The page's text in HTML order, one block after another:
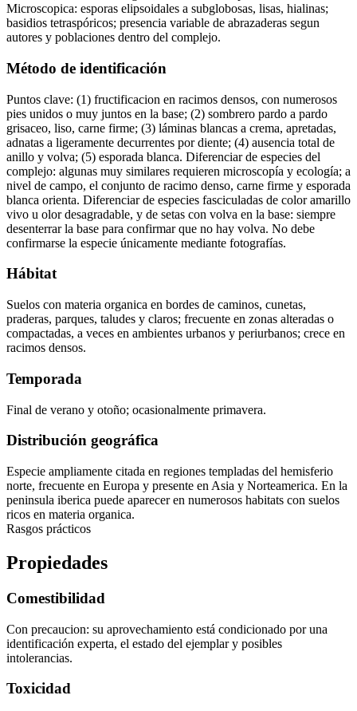
Microscopica: esporas elipsoidales a subglobosas, lisas, hialinas;
basidios tetraspóricos; presencia variable de abrazaderas segun
autores y poblaciones dentro del complejo.
Método de identificación
Puntos clave: (1) fructificacion en racimos densos, con numerosos
pies unidos o muy juntos en la base; (2) sombrero pardo a pardo
grisaceo, liso, carne firme; (3) láminas blancas a crema, apretadas,
adnatas a ligeramente decurrentes por diente; (4) ausencia total de
anillo y volva; (5) esporada blanca. Diferenciar de especies del
complejo: algunas muy similares requieren microscopía y ecología; a
nivel de campo, el conjunto de racimo denso, carne firme y esporada
blanca orienta. Diferenciar de especies fasciculadas de color amarillo
vivo u olor desagradable, y de setas con volva en la base: siempre
desenterrar la base para confirmar que no hay volva. No debe
confirmarse la especie únicamente mediante fotografías.
Hábitat
Suelos con materia organica en bordes de caminos, cunetas,
praderas, parques, taludes y claros; frecuente en zonas alteradas o
compactadas, a veces en ambientes urbanos y periurbanos; crece en
racimos densos.
Temporada
Final de verano y otoño; ocasionalmente primavera.
Distribución geográfica
Especie ampliamente citada en regiones templadas del hemisferio
norte, frecuente en Europa y presente en Asia y Norteamerica. En la
peninsula iberica puede aparecer en numerosos habitats con suelos
ricos en materia organica.
Rasgos prácticos
Propiedades
Comestibilidad
Con precaucion: su aprovechamiento está condicionado por una
identificación experta, el estado del ejemplar y posibles
intolerancias.
Toxicidad